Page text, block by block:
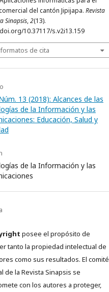
del cantón Jipijapa. Revista
Sinapsis,2(13).
10.37117/s.v2i13.159
de cita
13 (2018): Alcances de las
de la Información y las
Educación, Salud y
de la Información y las
posee el propósito de
tanto la propiedad intelectual de
como sus resultados. El comité
de la Revista Sinapsis se
con los autores a proteger,